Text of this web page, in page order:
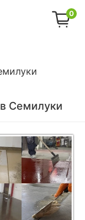
0
Семилуки